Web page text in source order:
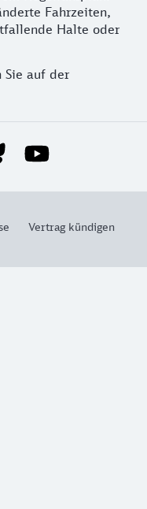
Fahrzeiten,
Halte oder
auf der
Vertrag kündigen